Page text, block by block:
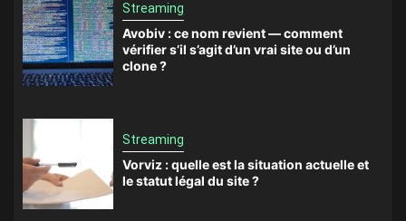
Streaming
Avobiv : ce nom revient — comment
vérifier s’il s’agit d’un vrai site ou d’un
clone ?
Streaming
Vorviz : quelle est la situation actuelle et
le statut légal du site ?